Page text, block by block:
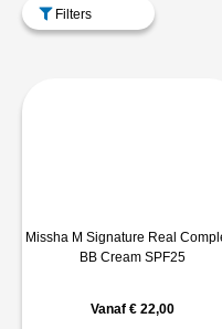
Filters
Missha M Signature Real
BB Cream SPF25
Vanaf €22,00